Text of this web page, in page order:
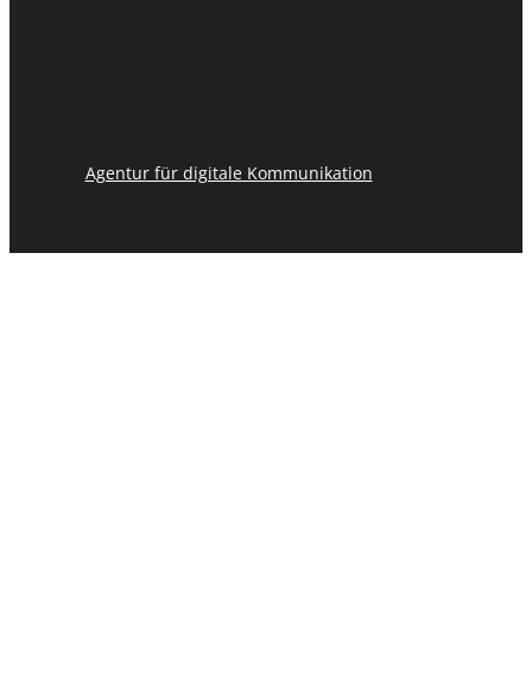
Agentur für digitale Kommunikation